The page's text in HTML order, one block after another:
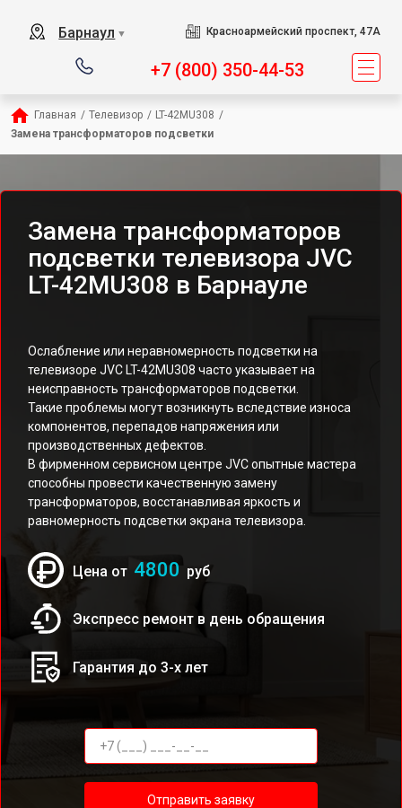
Барнаул ▼ Красноармейский проспект, 47А
+7 (800) 350-44-53
Главная / Телевизор / LT-42MU308 /
Замена трансформаторов подсветки
Замена трансформаторов
подсветки телевизора JVC
LT-42MU308 в Барнауле
Ослабление или неравномерность подсветки на
телевизоре JVC LT-42MU308 часто указывает на
неисправность трансформаторов подсветки.
Такие проблемы могут возникнуть вследствие износа
компонентов, перепадов напряжения или
производственных дефектов.
В фирменном сервисном центре JVC опытные мастера
способны провести качественную замену
трансформаторов, восстанавливая яркость и
равномерность подсветки экрана телевизора.
Цена от 4800 руб
Экспресс ремонт в день обращения
Гарантия до 3-х лет
Отправить заявку